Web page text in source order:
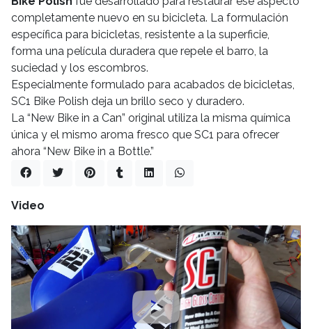
completamente nuevo en su bicicleta. La formulación
específica para bicicletas, resistente a la superficie,
forma una película duradera que repele el barro, la
suciedad y los escombros.
Especialmente formulado para acabados de bicicletas,
SC1 Bike Polish deja un brillo seco y duradero.
La “New Bike in a Can” original utiliza la misma química
única y el mismo aroma fresco que SC1 para ofrecer
ahora “New Bike in a Bottle.”
Video